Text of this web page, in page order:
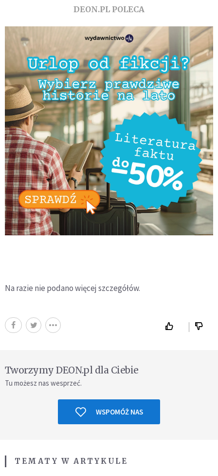
DEON.PL POLECA
Na razie nie podano więcej szczegółów.
Tworzymy DEON.pl dla Ciebie
Tu możesz nas wesprzeć.
WSPOMÓŻ NAS
TEMATY W ARTYKULE